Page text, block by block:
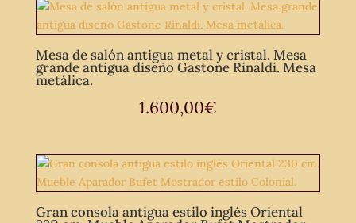
Mesa de salón antigua metal y cristal. Mesa
grande antigua diseño Gastone Rinaldi. Mesa
metálica.
1.600,00€
Gran consola antigua estilo inglés Oriental